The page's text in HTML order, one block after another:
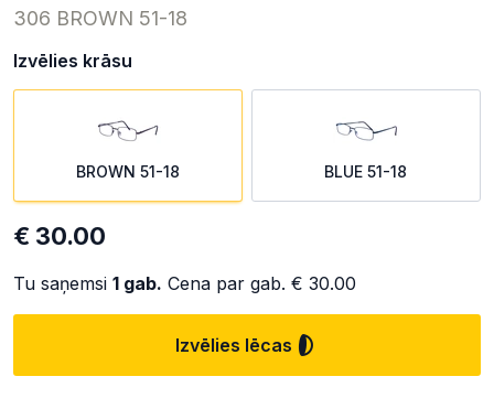
306 BROWN 51-18
Izvēlies krāsu
BROWN 51-18 BLUE 51-18
€ 30.00
Tu saņemsi 1 gab. Cena par gab. € 30.00
Izvēlies lēcas